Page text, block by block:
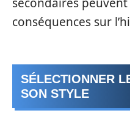
conséquences sur
SÉLECTIONNER
SON STYLE